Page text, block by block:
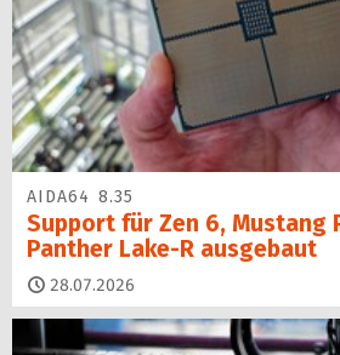
AIDA64 8.35
Support für Zen 6, Mustang
Panther Lake-R ausgebaut
28.07.2026